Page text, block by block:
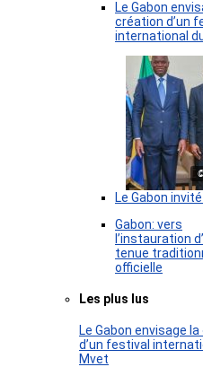
Le Gabon
création d’un
international
Le Gabon
Gabon: vers
l’instauration
tenue
officielle
Les plus lus
Le Gabon envisage
d’un festival
Mvet